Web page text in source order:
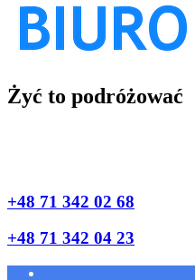
Żyć to podróżować
+48 71 342 02 68
+48 71 342 04 23